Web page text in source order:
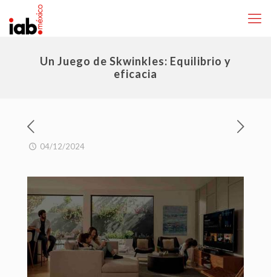
Un Juego de Skwinkles: Equilibrio y
eficacia
04/12/2024